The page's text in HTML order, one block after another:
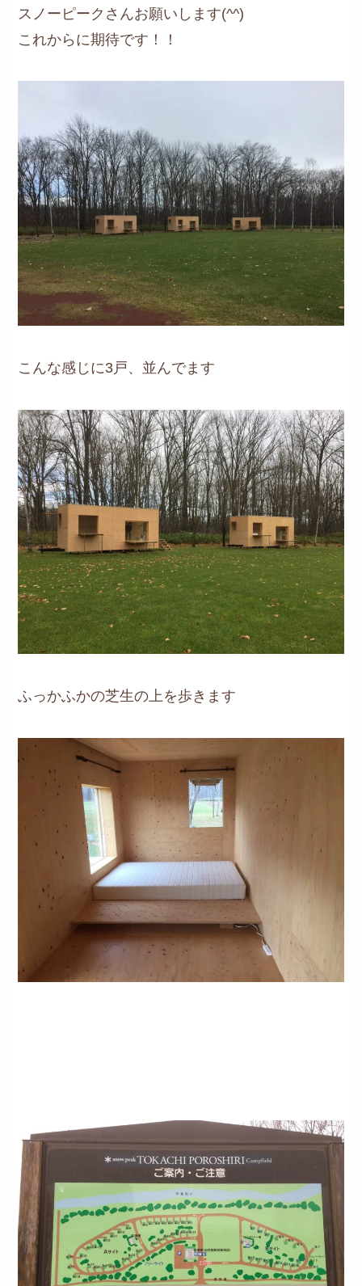
スノーピークさんお願いします(^^)
これからに期待です！！
こんな感じに3戸、並んでます
ふっかふかの芝生の上を歩きます